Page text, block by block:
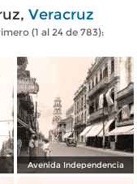
Veracruz
(1 al 24 de 783):
Avenida Independencia